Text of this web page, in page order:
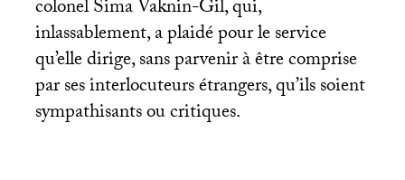
colonel Sima Vaknin-Gil, qui,
inlassablement, a plaidé pour le service
qu’elle dirige, sans parvenir à être comprise
par ses interlocuteurs étrangers, qu’ils soient
sympathisants ou critiques.